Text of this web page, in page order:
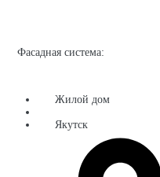
Фасадная система:
Жилой дом
Якутск